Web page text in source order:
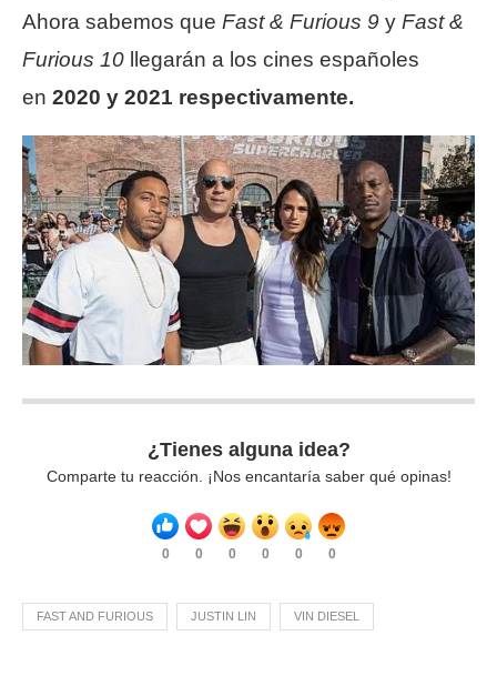
Ahora sabemos que Fast & Furious 9 y Fast &
Furious 10 llegarán a los cines españoles
en 2020 y 2021 respectivamente.
¿Tienes alguna idea?
Comparte tu reacción. ¡Nos encantaría saber qué opinas!
0 0 0 0 0 0
FAST AND FURIOUS JUSTIN LIN VIN DIESEL